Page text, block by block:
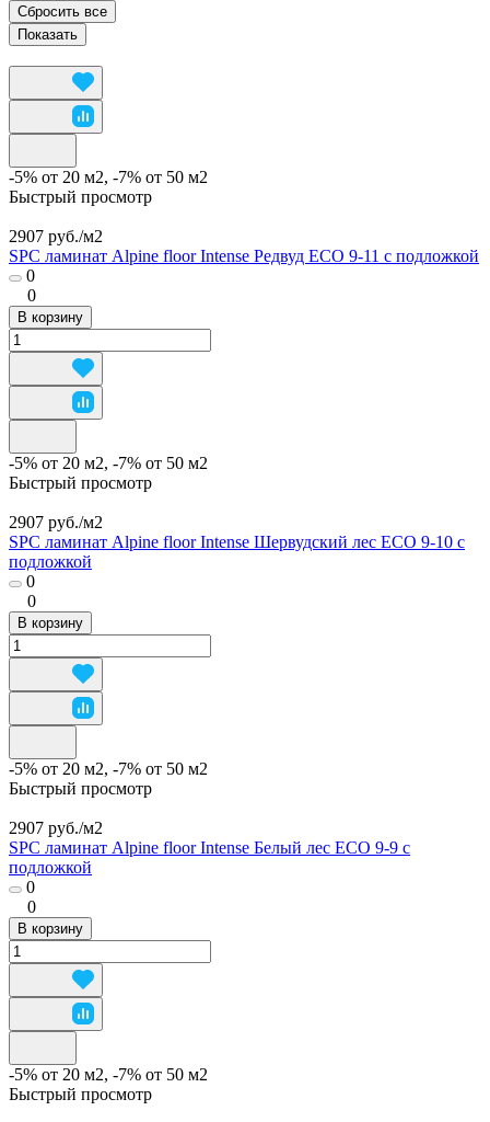
Сбросить все
-5% от 20 м2, -7% от 50 м2
Быстрый просмотр
2907 руб./м2
SPC ламинат Alpine floor Intense Редвуд ECO 9-11 с подложкой
0
0
В корзину
-5% от 20 м2, -7% от 50 м2
Быстрый просмотр
2907 руб./м2
SPC ламинат Alpine floor Intense Шервудский лес ECO 9-10 с
подложкой
0
0
В корзину
-5% от 20 м2, -7% от 50 м2
Быстрый просмотр
2907 руб./м2
SPC ламинат Alpine floor Intense Белый лес ECO 9-9 с
подложкой
0
0
В корзину
-5% от 20 м2, -7% от 50 м2
Быстрый просмотр